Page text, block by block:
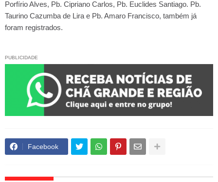
Porfírio Alves, Pb. Cipriano Carlos, Pb. Euclides Santiago. Pb.
Taurino Cazumba de Lira e Pb. Amaro Francisco, também já
foram registrados.
PUBLICIDADE
Facebook